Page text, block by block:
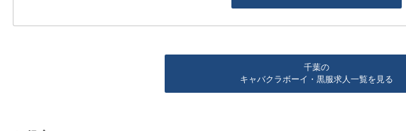
千葉の
キャバクラボーイ・黒服求人一覧を見る